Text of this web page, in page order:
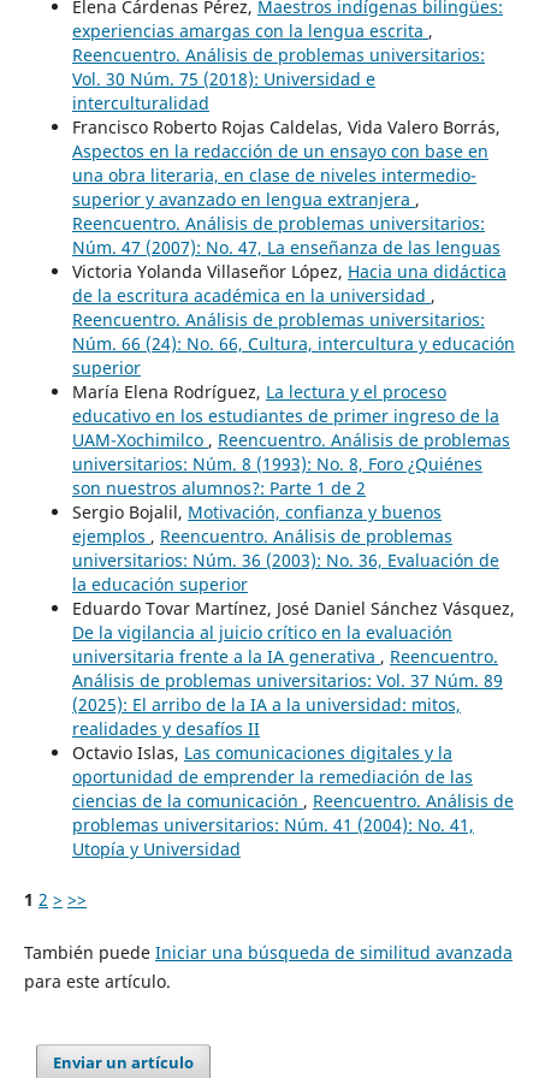
Elena Cárdenas Pérez, Maestros indígenas bilingües:
experiencias amargas con la lengua escrita ,
Reencuentro. Análisis de problemas universitarios:
Vol. 30 Núm. 75 (2018): Universidad e
interculturalidad
Francisco Roberto Rojas Caldelas, Vida Valero Borrás,
Aspectos en la redacción de un ensayo con base en
una obra literaria, en clase de niveles intermedio-
superior y avanzado en lengua extranjera ,
Reencuentro. Análisis de problemas universitarios:
Núm. 47 (2007): No. 47, La enseñanza de las lenguas
Victoria Yolanda Villaseñor López, Hacia una didáctica
de la escritura académica en la universidad ,
Reencuentro. Análisis de problemas universitarios:
Núm. 66 (24): No. 66, Cultura, intercultura y educación
superior
María Elena Rodríguez, La lectura y el proceso
educativo en los estudiantes de primer ingreso de la
UAM-Xochimilco , Reencuentro. Análisis de problemas
universitarios: Núm. 8 (1993): No. 8, Foro ¿Quiénes
son nuestros alumnos?: Parte 1 de 2
Sergio Bojalil, Motivación, confianza y buenos
ejemplos , Reencuentro. Análisis de problemas
universitarios: Núm. 36 (2003): No. 36, Evaluación de
la educación superior
Eduardo Tovar Martínez, José Daniel Sánchez Vásquez,
De la vigilancia al juicio crítico en la evaluación
universitaria frente a la IA generativa , Reencuentro.
Análisis de problemas universitarios: Vol. 37 Núm. 89
(2025): El arribo de la IA a la universidad: mitos,
realidades y desafíos II
Octavio Islas, Las comunicaciones digitales y la
oportunidad de emprender la remediación de las
ciencias de la comunicación , Reencuentro. Análisis de
problemas universitarios: Núm. 41 (2004): No. 41,
Utopía y Universidad
1 2 > >>
También puede Iniciar una búsqueda de similitud avanzada
para este artículo.
Enviar un artículo